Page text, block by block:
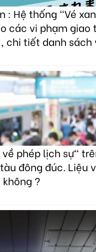
: Hệ thống "Vé
các vi phạm giao
chi tiết danh sách
phép lịch sự"
đông đúc. Liệu
?